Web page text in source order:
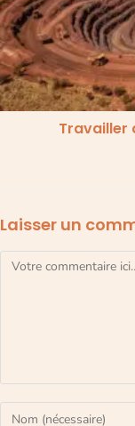
Travailler
Laisser un